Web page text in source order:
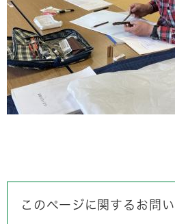
このページに関するお問